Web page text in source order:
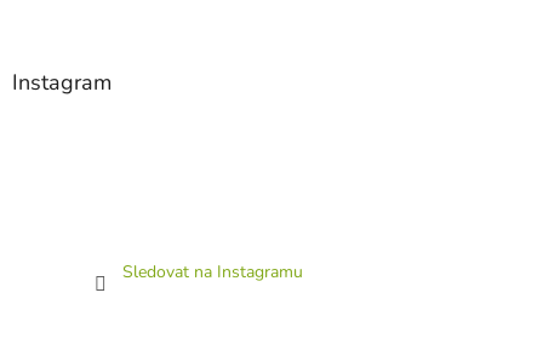
Instagram
Sledovat na Instagramu